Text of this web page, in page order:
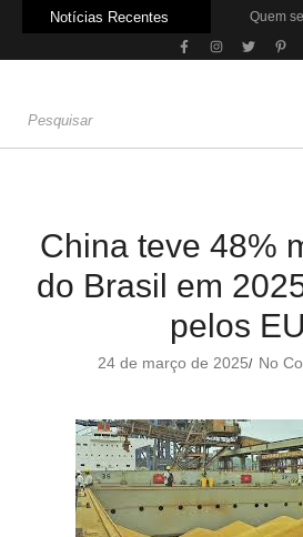
Notícias Recentes
China teve 48%
do Brasil em
pelos
24 de março de 2025/ No